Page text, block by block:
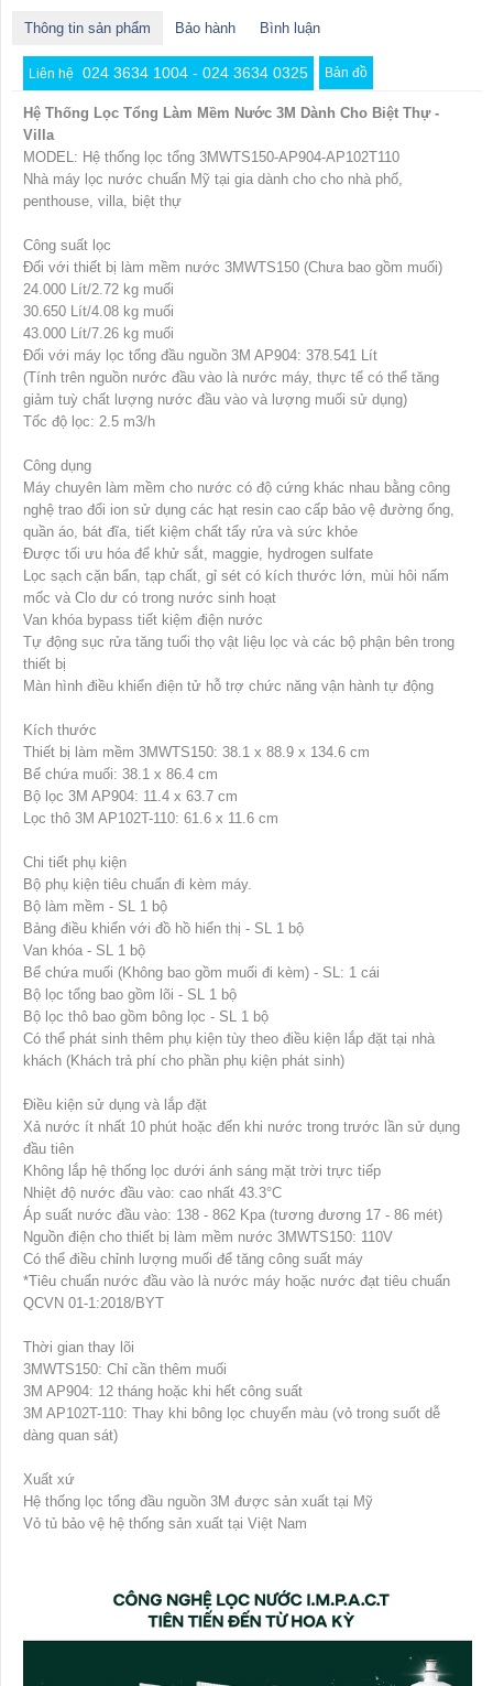
Thông tin sản phẩm Bảo hành Bình luận
Liên hệ 024 3634 1004 - 024 3634 0325 Bản đồ
Hệ Thống Lọc Tổng Làm Mềm Nước 3M Dành Cho Biệt Thự -
Villa
MODEL: Hệ thống lọc tổng 3MWTS150-AP904-AP102T110
Nhà máy lọc nước chuẩn Mỹ tại gia dành cho cho nhà phố,
penthouse, villa, biệt thự
Công suất lọc
Đối với thiết bị làm mềm nước 3MWTS150 (Chưa bao gồm muối)
24.000 Lít/2.72 kg muối
30.650 Lít/4.08 kg muối
43.000 Lít/7.26 kg muối
Đối với máy lọc tổng đầu nguồn 3M AP904: 378.541 Lít
(Tính trên nguồn nước đầu vào là nước máy, thực tế có thể tăng
giảm tuỳ chất lượng nước đầu vào và lượng muối sử dụng)
Tốc độ lọc: 2.5 m3/h
Công dụng
Máy chuyên làm mềm cho nước có độ cứng khác nhau bằng công
nghệ trao đổi ion sử dụng các hạt resin cao cấp bảo vệ đường ống,
quần áo, bát đĩa, tiết kiệm chất tẩy rửa và sức khỏe
Được tối ưu hóa để khử sắt, maggie, hydrogen sulfate
Lọc sạch cặn bẩn, tạp chất, gỉ sét có kích thước lớn, mùi hôi nấm
mốc và Clo dư có trong nước sinh hoạt
Van khóa bypass tiết kiệm điện nước
Tự động sục rửa tăng tuổi thọ vật liệu lọc và các bộ phận bên trong
thiết bị
Màn hình điều khiển điện tử hỗ trợ chức năng vận hành tự động
Kích thước
Thiết bị làm mềm 3MWTS150: 38.1 x 88.9 x 134.6 cm
Bể chứa muối: 38.1 x 86.4 cm
Bộ lọc 3M AP904: 11.4 x 63.7 cm
Lọc thô 3M AP102T-110: 61.6 x 11.6 cm
Chi tiết phụ kiện
Bộ phụ kiện tiêu chuẩn đi kèm máy.
Bộ làm mềm - SL 1 bộ
Bảng điều khiển với đồ hồ hiển thị - SL 1 bộ
Van khóa - SL 1 bộ
Bể chứa muối (Không bao gồm muối đi kèm) - SL: 1 cái
Bộ lọc tổng bao gồm lõi - SL 1 bộ
Bộ lọc thô bao gồm bông lọc - SL 1 bộ
Có thể phát sinh thêm phụ kiện tùy theo điều kiện lắp đặt tại nhà
khách (Khách trả phí cho phần phụ kiện phát sinh)
Điều kiện sử dụng và lắp đặt
Xả nước ít nhất 10 phút hoặc đến khi nước trong trước lần sử dụng
đầu tiên
Không lắp hệ thống lọc dưới ánh sáng mặt trời trực tiếp
Nhiệt độ nước đầu vào: cao nhất 43.3°C
Áp suất nước đầu vào: 138 - 862 Kpa (tương đương 17 - 86 mét)
Nguồn điện cho thiết bị làm mềm nước 3MWTS150: 110V
Có thể điều chỉnh lượng muối để tăng công suất máy
*Tiêu chuẩn nước đầu vào là nước máy hoặc nước đạt tiêu chuẩn
QCVN 01-1:2018/BYT
Thời gian thay lõi
3MWTS150: Chỉ cần thêm muối
3M AP904: 12 tháng hoặc khi hết công suất
3M AP102T-110: Thay khi bông lọc chuyển màu (vỏ trong suốt dễ
dàng quan sát)
Xuất xứ
Hệ thống lọc tổng đầu nguồn 3M được sản xuất tại Mỹ
Vỏ tủ bảo vệ hệ thống sản xuất tại Việt Nam